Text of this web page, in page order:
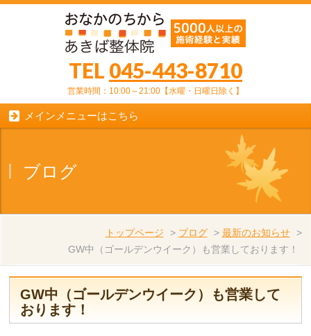
TEL 045-443-8710
営業時間：10:00～21:00【水曜・日曜日除く】
メインメニューはこちら
ブログ
トップページ > ブログ > 最新のお知らせ >
GW中（ゴールデンウイーク）も営業しております！
GW中（ゴールデンウイーク）も営業して
おります！